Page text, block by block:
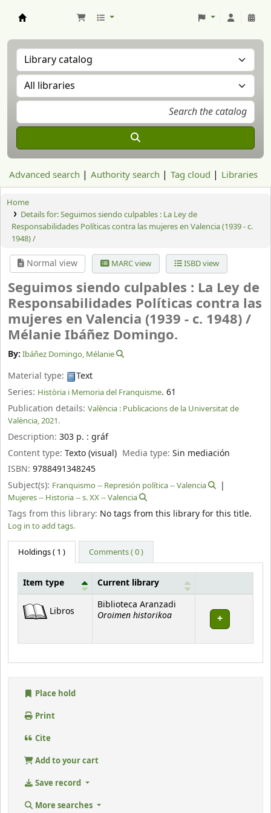
Advanced search Authority search Tag cloud Libraries
Home
Details for:Seguimos siendo culpables : La Ley de
Responsabilidades Políticas contra las mujeres en Valencia (1939 - c.
1948) /
Normal view MARC view ISBD view
Seguimos siendo culpables : La Ley de
Responsabilidades Políticas contra las
mujeres en Valencia (1939 - c. 1948) /
Mélanie Ibáñez Domingo.
By: Ibáñez Domingo, Mélanie
Material type:
Text
Series: Història i Memoria del Franquisme. 61
Publication details: València : Publicacions de la Universitat de
València,2021.
Description: 303 p. : gráf
Content type: Texto (visual) Media type:Sin mediación
ISBN: 9788491348245
Subject(s): Franquismo -- Represión política -- Valencia
Mujeres -- Historia -- s. XX -- Valencia
Tags from this library: No tags from this library for this title.
Log in to add tags.
Holdings( 1 ) Comments ( 0 )
Item type Current library
Libros
Biblioteca Aranzadi
Oroimen historikoa
Place hold
Print
Cite
Add to your cart
Save record
More searches